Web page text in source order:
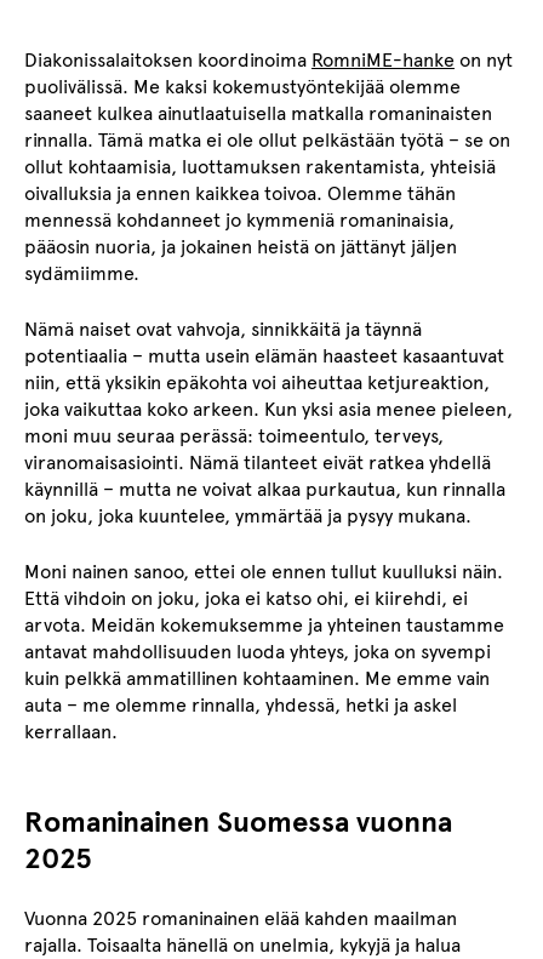
Diakonissalaitoksen koordinoima RomniME-hanke on nyt
puolivälissä. Me kaksi kokemustyöntekijää olemme
saaneet kulkea ainutlaatuisella matkalla romaninaisten
rinnalla. Tämä matka ei ole ollut pelkästään työtä – se on
ollut kohtaamisia, luottamuksen rakentamista, yhteisiä
oivalluksia ja ennen kaikkea toivoa. Olemme tähän
mennessä kohdanneet jo kymmeniä romaninaisia,
pääosin nuoria, ja jokainen heistä on jättänyt jäljen
sydämiimme.
Nämä naiset ovat vahvoja, sinnikkäitä ja täynnä
potentiaalia – mutta usein elämän haasteet kasaantuvat
niin, että yksikin epäkohta voi aiheuttaa ketjureaktion,
joka vaikuttaa koko arkeen. Kun yksi asia menee pieleen,
moni muu seuraa perässä: toimeentulo, terveys,
viranomaisasiointi. Nämä tilanteet eivät ratkea yhdellä
käynnillä – mutta ne voivat alkaa purkautua, kun rinnalla
on joku, joka kuuntelee, ymmärtää ja pysyy mukana.
Moni nainen sanoo, ettei ole ennen tullut kuulluksi näin.
Että vihdoin on joku, joka ei katso ohi, ei kiirehdi, ei
arvota. Meidän kokemuksemme ja yhteinen taustamme
antavat mahdollisuuden luoda yhteys, joka on syvempi
kuin pelkkä ammatillinen kohtaaminen. Me emme vain
auta – me olemme rinnalla, yhdessä, hetki ja askel
kerrallaan.
Romaninainen Suomessa vuonna
2025
Vuonna 2025 romaninainen elää kahden maailman
rajalla. Toisaalta hänellä on unelmia, kykyjä ja halua